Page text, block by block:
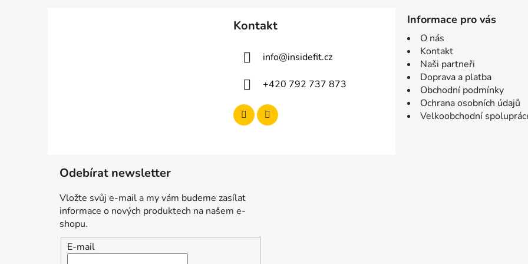
Kontakt
info@insidefit.cz
+420 792 737 873
Informace pro vás
O nás
Kontakt
Naši partneři
Doprava a platba
Obchodní podmínky
Ochrana osobních údajů
Velkoobchodní
Odebírat newsletter
Vložte svůj e-mail a my vám budeme zasílat
informace o nových produktech na našem e-
shopu.
E-mail